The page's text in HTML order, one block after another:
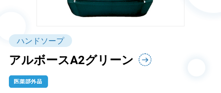
ハンドソープ
アルボースA2グリーン